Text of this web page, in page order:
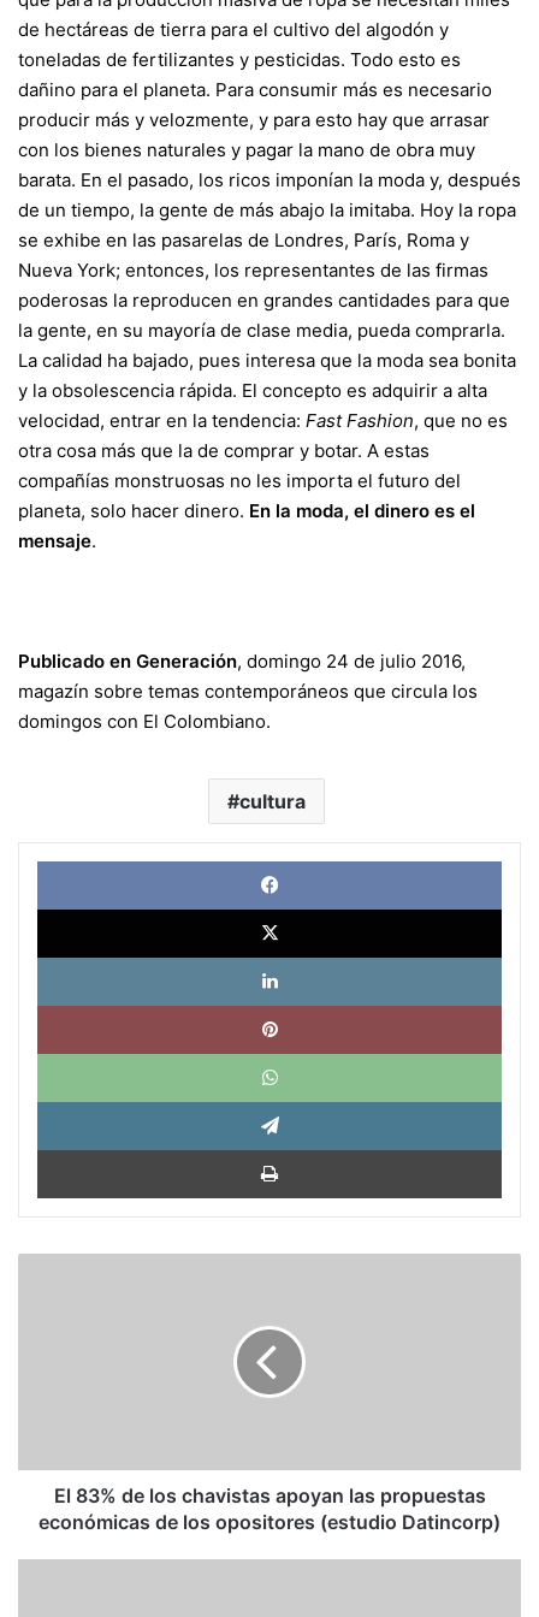
de hectáreas de tierra para el cultivo del algodón y
toneladas de fertilizantes y pesticidas. Todo esto es
dañino para el planeta. Para consumir más es necesario
producir más y velozmente, y para esto hay que arrasar
con los bienes naturales y pagar la mano de obra muy
barata. En el pasado, los ricos imponían la moda y, después
de un tiempo, la gente de más abajo la imitaba. Hoy la ropa
se exhibe en las pasarelas de Londres, París, Roma y
Nueva York; entonces, los representantes de las firmas
poderosas la reproducen en grandes cantidades para que
la gente, en su mayoría de clase media, pueda comprarla.
La calidad ha bajado, pues interesa que la moda sea bonita
y la obsolescencia rápida. El concepto es adquirir a alta
velocidad, entrar en la tendencia: Fast Fashion, que no es
otra cosa más que la de comprar y botar. A estas
compañías monstruosas no les importa el futuro del
planeta, solo hacer dinero. En la moda, el dinero es el
mensaje.
Publicado en Generación, domingo 24 de julio 2016,
magazín sobre temas contemporáneos que circula los
domingos con El Colombiano.
cultura
X
económicas
El 83% de los chavistas apoyan las propuestas
económicas de los opositores (estudio Datincorp)